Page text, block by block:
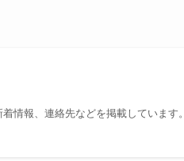
情報、連絡先などを掲載しています。